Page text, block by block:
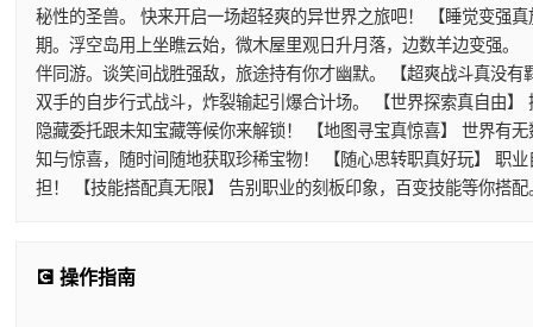
秘性的圣兽。 快来开启一场超轻爽的异世界之旅吧！ 【睡觉变强
期。浮空岛用上坐瞧云始，微木屋里观日升月落，边数羊边变强。
伴同游。谈笑间战胜强敌，旅途持有你才幽默。 【超爽战斗真没
双手的自步行式战斗，炸裂输起引爆合计场。 【世界探索真自由
隐藏委托跟未知宝藏等候你来解锁！ 【地图寻宝真惊喜】 世界有
知与惊喜，随时间随地获取珍稀宝物！ 【随心思转职真好玩】 职
担！ 【技能搭配真无限】 告别职业的刻板印象，百变技能等你搭
💽 操作指南